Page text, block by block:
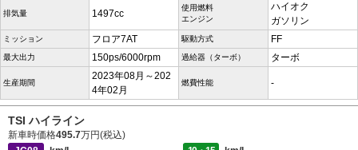
排気量 1497cc
使用燃料
エンジン
ハイオク
ガソリン
ミッション フロア7AT 駆動方式 FF
最大出力 150ps/6000rpm 過給器（ターボ） ターボ
生産期間
2023年08月～202
4年02月
燃費性能 -
TSI ハイライン
新車時価格495.7万円(税込)